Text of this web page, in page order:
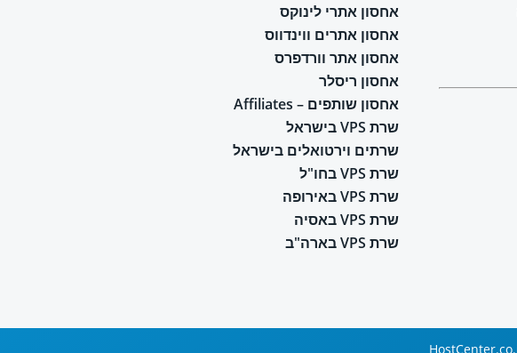
אחסון אתרי לינוקס
אחסון אתרים ווינדווס
אחסון אתר וורדפרס
אחסון ריסלר
אחסון שותפים – Affiliates
שרת VPS בישראל
שרתים וירטואלים בישראל
שרת VPS בחו"ל
שרת VPS באירופה
שרת VPS באסיה
שרת VPS בארה"ב